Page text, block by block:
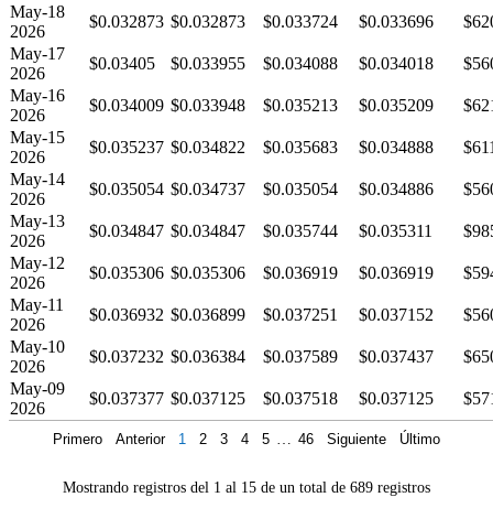
May-18
2026
$0.032873 $0.032873 $0.033724 $0.033696
May-17
2026
$0.03405 $0.033955 $0.034088 $0.034018
May-16
2026
$0.034009 $0.033948 $0.035213 $0.035209
May-15
2026
$0.035237 $0.034822 $0.035683 $0.034888
May-14
2026
$0.035054 $0.034737 $0.035054 $0.034886
May-13
2026
$0.034847 $0.034847 $0.035744 $0.035311
May-12
2026
$0.035306 $0.035306 $0.036919 $0.036919
May-11
2026
$0.036932 $0.036899 $0.037251 $0.037152
May-10
2026
$0.037232 $0.036384 $0.037589 $0.037437
May-09
2026
$0.037377 $0.037125 $0.037518 $0.037125
Mostrando registros del 1 al 15 de un total de 689 registros
Primero Anterior 1 2 3 4 5 46 Siguiente Último